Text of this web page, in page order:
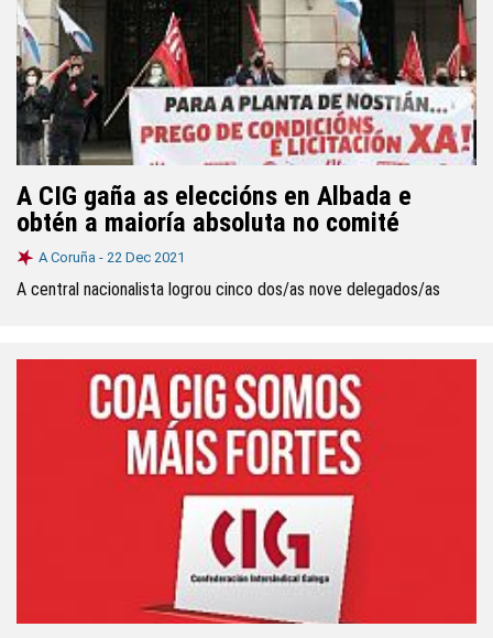
A CIG gaña as eleccións en Albada e
obtén a maioría absoluta no comité
A Coruña - 22 Dec 2021
A central nacionalista logrou cinco dos/as nove delegados/as